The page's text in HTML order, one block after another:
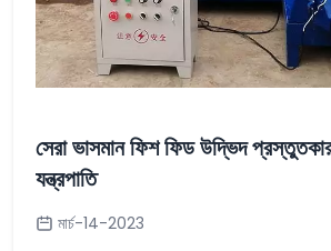
সেরা ভাসমান ফিশ ফিড উদ্ভিদ
যন্ত্রপাতি
মার্চ-14-2023